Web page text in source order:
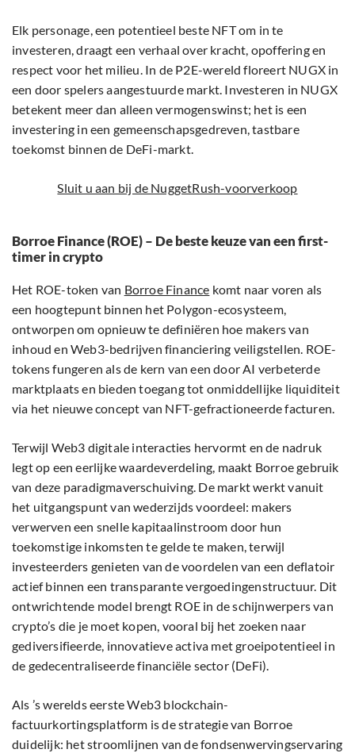
Elk personage, een potentieel beste NFT om in te
investeren, draagt een verhaal over kracht, opoffering en
respect voor het milieu. In de P2E-wereld floreert NUGX in
een door spelers aangestuurde markt. Investeren in NUGX
betekent meer dan alleen vermogenswinst; het is een
investering in een gemeenschapsgedreven, tastbare
toekomst binnen de DeFi-markt.
Sluit u aan bij de NuggetRush-voorverkoop
Borroe Finance (ROE) – De beste keuze van een first-
timer in crypto
Het ROE-token van Borroe Finance komt naar voren als
een hoogtepunt binnen het Polygon-ecosysteem,
ontworpen om opnieuw te definiëren hoe makers van
inhoud en Web3-bedrijven financiering veiligstellen. ROE-
tokens fungeren als de kern van een door AI verbeterde
marktplaats en bieden toegang tot onmiddellijke liquiditeit
via het nieuwe concept van NFT-gefractioneerde facturen.
Terwijl Web3 digitale interacties hervormt en de nadruk
legt op een eerlijke waardeverdeling, maakt Borroe gebruik
van deze paradigmaverschuiving. De markt werkt vanuit
het uitgangspunt van wederzijds voordeel: makers
verwerven een snelle kapitaalinstroom door hun
toekomstige inkomsten te gelde te maken, terwijl
investeerders genieten van de voordelen van een deflatoir
actief binnen een transparante vergoedingenstructuur. Dit
ontwrichtende model brengt ROE in de schijnwerpers van
crypto’s die je moet kopen, vooral bij het zoeken naar
gediversifieerde, innovatieve activa met groeipotentieel in
de gedecentraliseerde financiële sector (DeFi).
Als ’s werelds eerste Web3 blockchain-
factuurkortingsplatform is de strategie van Borroe
duidelijk: het stroomlijnen van de fondsenwervingservaring